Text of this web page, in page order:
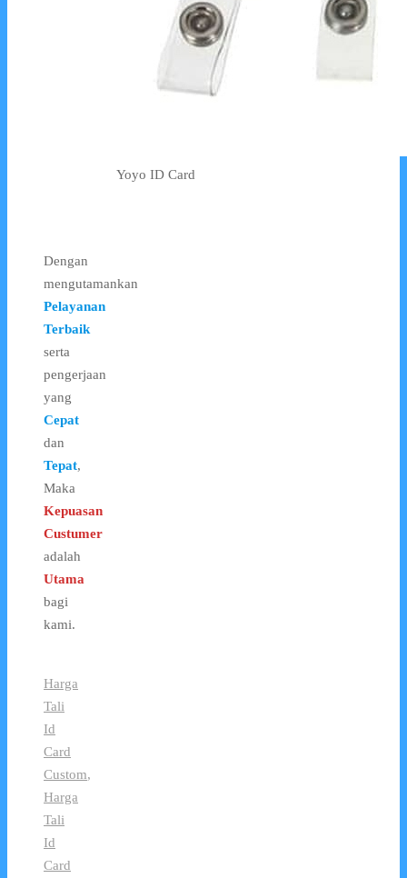
Yoyo ID Card
Dengan
mengutamankan
Pelayanan
Terbaik
serta
pengerjaan
yang
Cepat
dan
Tepat,
Maka
Kepuasan
Custumer
adalah
Utama
bagi
kami.
Harga
Tali
Id
Card
Custom,
Harga
Tali
Id
Card